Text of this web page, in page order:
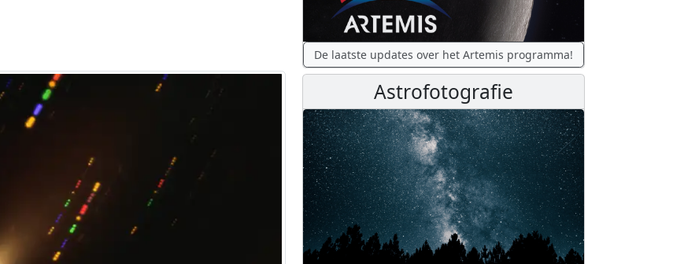
De laatste updates over het Artemis programma!
Astrofotografie